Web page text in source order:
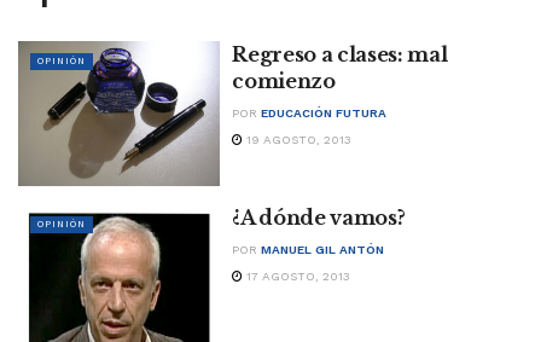
OPINIÓN
Regreso a clases: mal
comienzo
POR EDUCACIÓN FUTURA
19 AGOSTO, 2013
OPINIÓN ¿A dónde vamos?
POR MANUEL GIL ANTÓN
17 AGOSTO, 2013